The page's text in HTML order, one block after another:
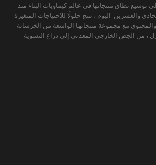
توسيع نطاق منتجاتها في عالم كيماويات البناء منذ
والعشرين. اليوم ، تنتج حلولًا للاحتياجات المتغيرة
مع مجموعة منتجاتها الواسعة من الخرسانة
، من الجص الخارجي المعدني إلى ذراع التسوية